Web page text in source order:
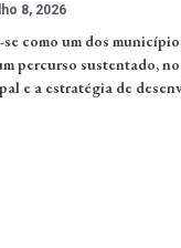
8, 2026
como um dos
percurso sustentado,
e a estratégia de